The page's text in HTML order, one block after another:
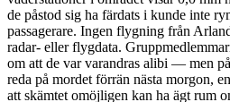
de påstod sig ha färdats i kunde inte
passagerare. Ingen flygning från
radar- eller flygdata.
om att de var varandras alibi — men
reda på mordet förrän nästa morgon,
att skämtet omöjligen kan ha ägt rum